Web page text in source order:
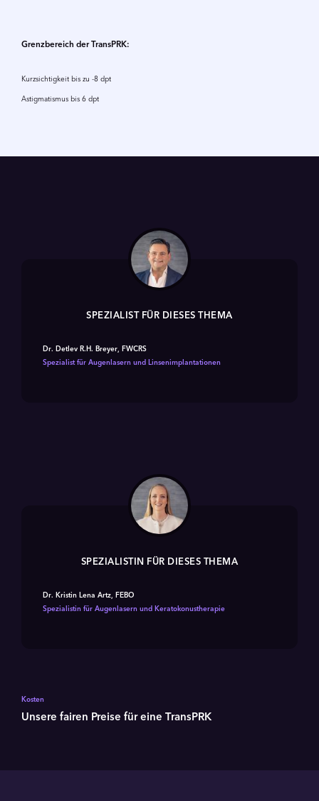
Grenzbereich der TransPRK:
Kurzsichtigkeit bis zu -8 dpt
Astigmatismus bis 6 dpt
SPEZIALIST FÜR DIESES THEMA
Dr. Detlev R.H. Breyer, FWCRS
Spezialist für Augenlasern und Linsenimplantationen
SPEZIALISTIN FÜR DIESES THEMA
Dr. Kristin Lena Artz, FEBO
Spezialistin für Augenlasern und Keratokonustherapie
Kosten
Unsere fairen Preise für eine TransPRK